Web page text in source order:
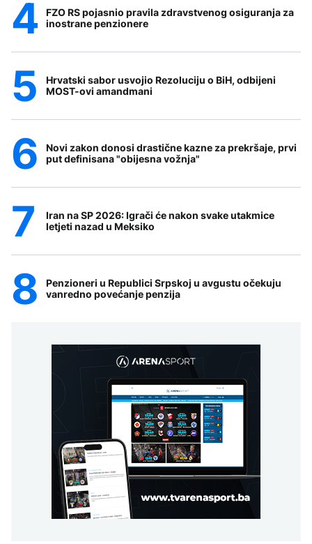
FZO RS pojasnio pravila zdravstvenog osiguranja za
inostrane penzionere
Hrvatski sabor usvojio Rezoluciju o BiH, odbijeni
MOST-ovi amandmani
Novi zakon donosi drastične kazne za prekršaje, prvi
put definisana "obijesna vožnja"
Iran na SP 2026: Igrači će nakon svake utakmice
letjeti nazad u Meksiko
Penzioneri u Republici Srpskoj u avgustu očekuju
vanredno povećanje penzija